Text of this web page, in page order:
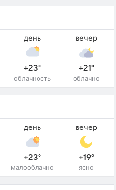
день
+23°
облачность
вечер
+21°
облачно
день
+23°
малооблачно
вечер
+19°
ясно